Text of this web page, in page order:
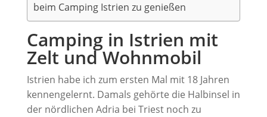
beim Camping Istrien zu genießen
Camping in Istrien mit
Zelt und Wohnmobil
Istrien habe ich zum ersten Mal mit 18 Jahren
kennengelernt. Damals gehörte die Halbinsel in
der nördlichen Adria bei Triest noch zu